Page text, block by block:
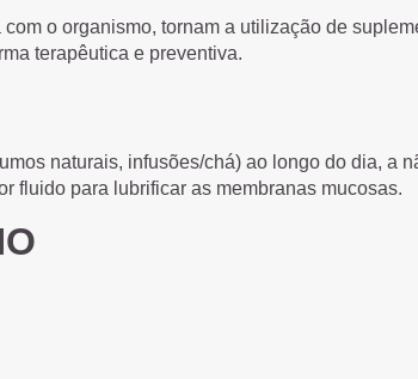
o organismo, tornam a utilização de
terapêutica e preventiva.
naturais, infusões/chá) ao longo do dia, a
fluido para lubrificar as membranas mucosas.